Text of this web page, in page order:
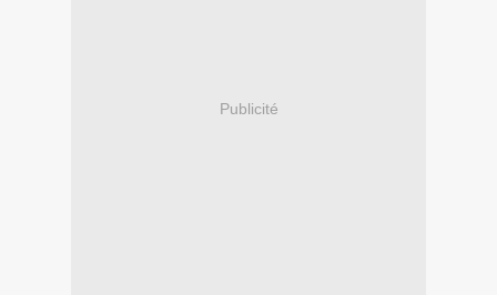
Publicité